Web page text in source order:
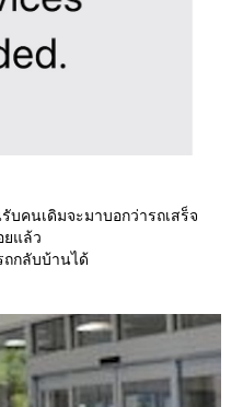
คนเดิมจะมาบอกว่ารถเสร็จ
ยแล้ว
กลับบ้านได้